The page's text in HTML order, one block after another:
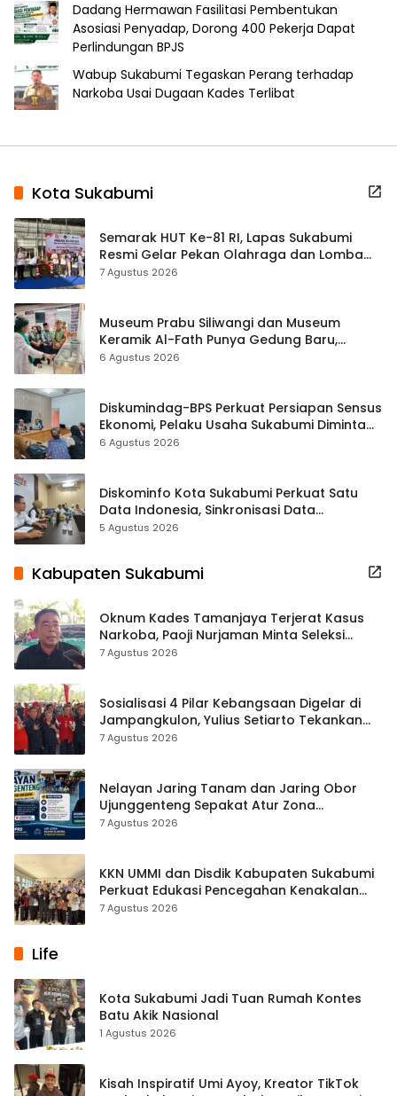
Dadang Hermawan Fasilitasi Pembentukan
Asosiasi Penyadap, Dorong 400 Pekerja Dapat
Perlindungan BPJS
Wabup Sukabumi Tegaskan Perang terhadap
Narkoba Usai Dugaan Kades Terlibat
Kota Sukabumi
Semarak HUT Ke-81 RI, Lapas Sukabumi
Resmi Gelar Pekan Olahraga dan Lomba
Tradisional
7 Agustus 2026
Museum Prabu Siliwangi dan Museum
Keramik Al-Fath Punya Gedung Baru,
Hampir 500 Koleksi Dipisahkan
6 Agustus 2026
Diskumindag-BPS Perkuat Persiapan Sensus
Ekonomi, Pelaku Usaha Sukabumi Diminta
Terbuka Beri Data
6 Agustus 2026
Diskominfo Kota Sukabumi Perkuat Satu
Data Indonesia, Sinkronisasi Data
Kewilayahan Dikebut
5 Agustus 2026
Kabupaten Sukabumi
Oknum Kades Tamanjaya Terjerat Kasus
Narkoba, Paoji Nurjaman Minta Seleksi
Calon Kades Diperketat
7 Agustus 2026
Sosialisasi 4 Pilar Kebangsaan Digelar di
Jampangkulon, Yulius Setiarto Tekankan
Pentingnya Persatuan
7 Agustus 2026
Nelayan Jaring Tanam dan Jaring Obor
Ujunggenteng Sepakat Atur Zona
Penangkapan
7 Agustus 2026
KKN UMMI dan Disdik Kabupaten Sukabumi
Perkuat Edukasi Pencegahan Kenakalan
Remaja di SMPN 2 Tegalbuleud
7 Agustus 2026
Life
Kota Sukabumi Jadi Tuan Rumah Kontes
Batu Akik Nasional
1 Agustus 2026
Kisah Inspiratif Umi Ayoy, Kreator TikTok